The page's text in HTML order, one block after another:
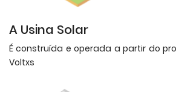
A Usina Solar
É construída e operada a partir do
Voltxs